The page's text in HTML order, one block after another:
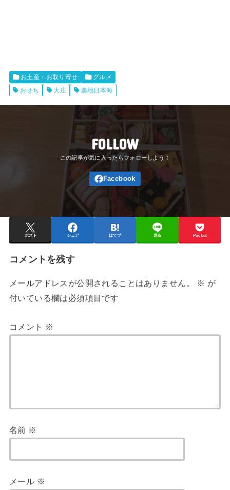
お土産・お取り寄せ
グルメ
おせち
大庄 築地日本海
FOLLOW
ポスト シェア はてブ 送る Pocket
コメントを残す
メールアドレスが公開されることはありません。 ※ が
付いている欄は必須項目です
コメント ※
名前 ※
メール ※